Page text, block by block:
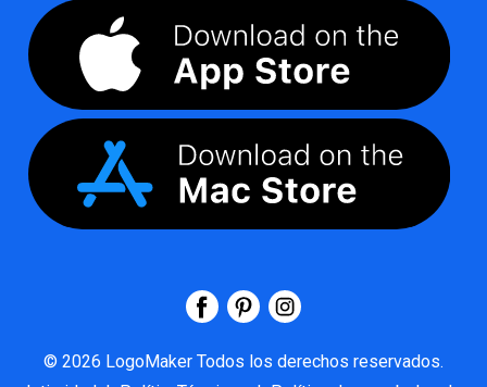
© 2026 LogoMaker Todos los derechos reservados.